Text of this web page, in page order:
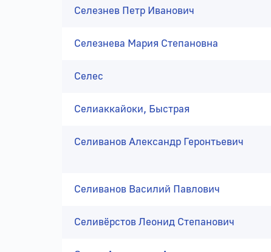
Селезнев Петр Иванович
Селезнева Мария Степановна
Селес
Селиаккайоки, Быстрая
Селиванов Александр Геронтьевич
Селиванов Василий Павлович
Селивёрстов Леонид Степанович